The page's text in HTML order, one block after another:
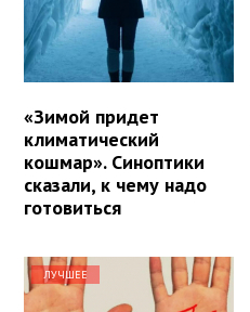
«Зимой придет
климатический
кошмар». Синоптики
сказали, к чему надо
готовиться
ЛУЧШЕЕ